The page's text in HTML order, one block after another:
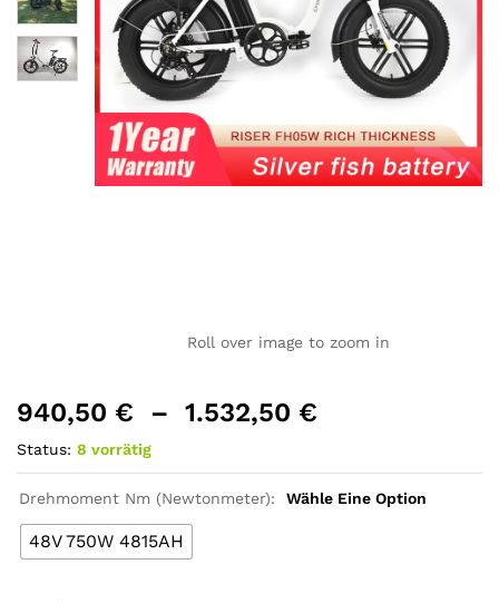
Roll over image to zoom in
940,50 € – 1.532,50 €
Status: 8 vorrätig
Drehmoment Nm (Newtonmeter): Wähle Eine Option
48V 750W 4815AH